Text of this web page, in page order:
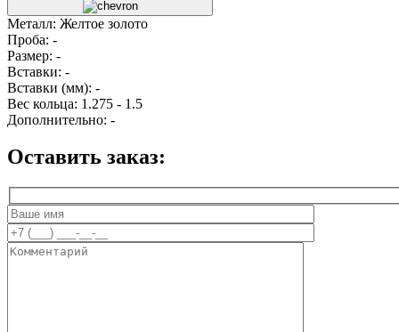
Металл: Желтое золото
Проба: -
Размер: -
Вставки: -
Вставки (мм): -
Вес кольца: 1.275 - 1.5
Дополнительно: -
Оставить заказ: